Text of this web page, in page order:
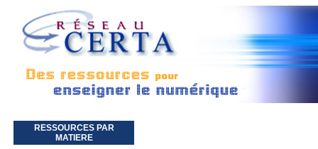
Aller au contenu principal
RESSOURCES PAR
MATIERE